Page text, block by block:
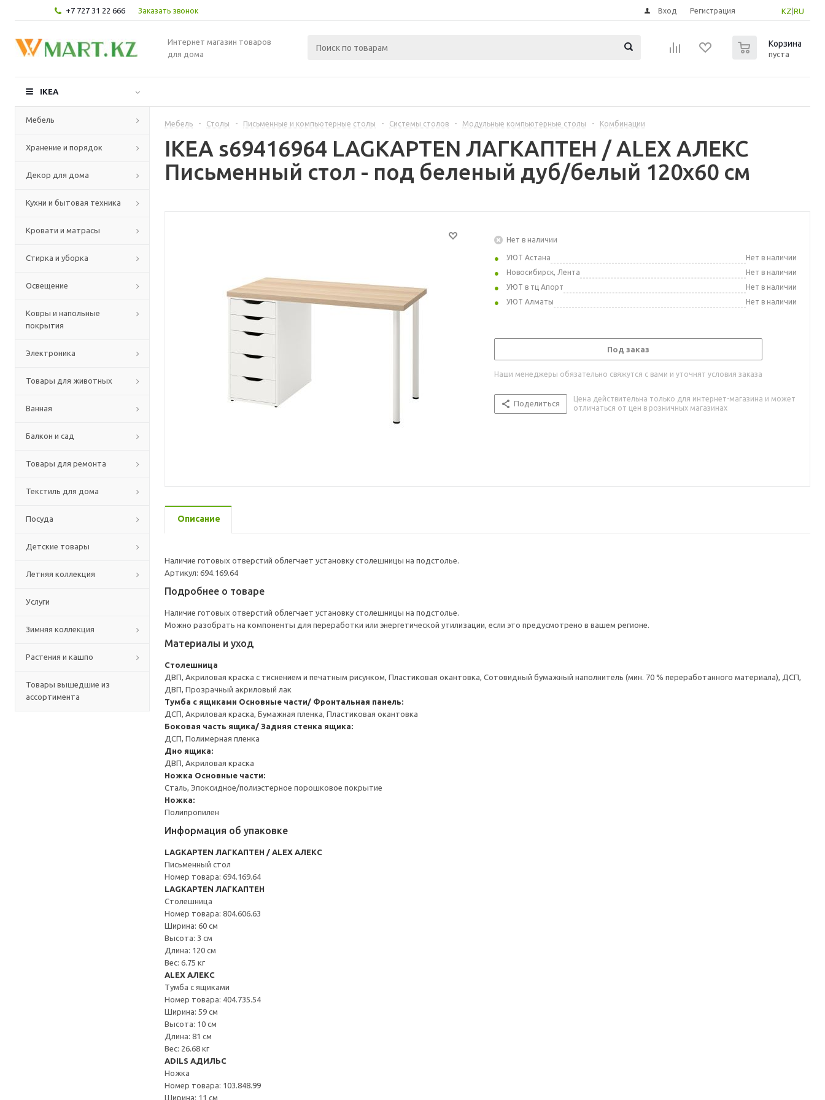
+7 727 31 22 666 Заказать звонок KZ RU
Вход Регистрация
Интернет магазин товаров
для дома
Корзина
пуста
IKEA
Мебель
Хранение и порядок
Декор для дома
Кухни и бытовая техника
Кровати и матрасы
Стирка и уборка
Освещение
Ковры и напольные
покрытия
Электроника
Товары для животных
Ванная
Балкон и сад
Товары для ремонта
Текстиль для дома
Посуда
Детские товары
Летняя коллекция
Услуги
Зимняя коллекция
Растения и кашпо
Товары вышедшие из
ассортимента
Мебель - Столы - Письменные и компьютерные столы - Системы столов - Модульные компьютерные столы - Комбинации
IKEA s69416964 LAGKAPTEN ЛАГКАПТЕН / ALEX АЛЕКС
Письменный стол - под беленый дуб/белый 120x60 см
Нет в наличии
УЮТ Астана
Нет в наличии
Новосибирск, Лента
Нет в наличии
УЮТ в тц Апорт
Нет в наличии
УЮТ Алматы
Нет в наличии
Под заказ
Наши менеджеры обязательно свяжутся с вами и уточнят условия заказа
Поделиться
Цена действительна только для интернет-магазина и может
отличаться от цен в розничных магазинах
Описание
Наличие готовых отверстий облегчает установку столешницы на подстолье.
Артикул: 694.169.64
Подробнее о товаре
Наличие готовых отверстий облегчает установку столешницы на подстолье.
Можно разобрать на компоненты для переработки или энергетической утилизации, если это предусмотрено в вашем регионе.
Материалы и уход
Столешница
ДВП, Акриловая краска с тиснением и печатным рисунком, Пластиковая окантовка, Сотовидный бумажный наполнитель (мин. 70 % переработанного материала), ДСП,
ДВП, Прозрачный акриловый лак
Тумба с ящиками Основные части/ Фронтальная панель:
ДСП, Акриловая краска, Бумажная пленка, Пластиковая окантовка
Боковая часть ящика/ Задняя стенка ящика:
ДСП, Полимерная пленка
Дно ящика:
ДВП, Акриловая краска
Ножка Основные части:
Сталь, Эпоксидное/полиэстерное порошковое покрытие
Ножка:
Полипропилен
Информация об упаковке
LAGKAPTEN ЛАГКАПТЕН / ALEX АЛЕКС
Письменный стол
Номер товара: 694.169.64
LAGKAPTEN ЛАГКАПТЕН
Столешница
Номер товара: 804.606.63
Ширина: 60 см
Высота: 3 см
Длина: 120 см
Вес: 6.75 кг
ALEX АЛЕКС
Тумба с ящиками
Номер товара: 404.735.54
Ширина: 59 см
Высота: 10 см
Длина: 81 см
Вес: 26.68 кг
ADILS АДИЛЬС
Ножка
Номер товара: 103.848.99
Ширина: 11 см